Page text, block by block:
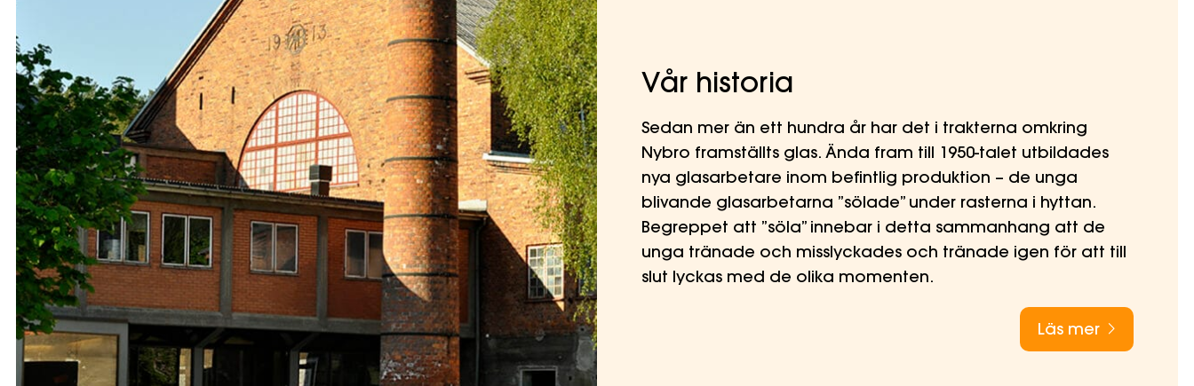
Vår historia
Sedan mer än ett hundra år har det i trakterna omkring
Nybro framställts glas. Ända fram till 1950-talet utbildades
nya glasarbetare inom befintlig produktion – de unga
blivande glasarbetarna ”sölade” under rasterna i hyttan.
Begreppet att ”söla” innebar i detta sammanhang att de
unga tränade och misslyckades och tränade igen för att till
slut lyckas med de olika momenten.
Läs mer